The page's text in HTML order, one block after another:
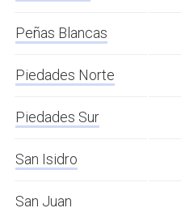
Peñas Blancas
Piedades Norte
Piedades Sur
San Isidro
San Juan